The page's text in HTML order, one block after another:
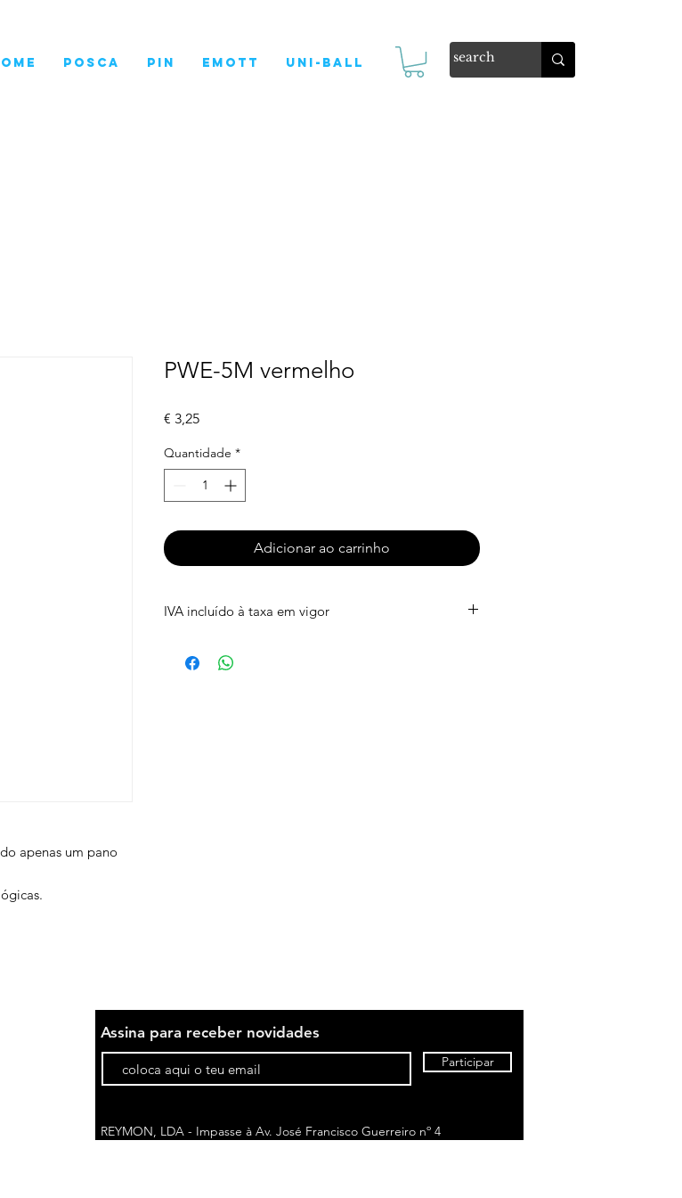
POSCA Pin EMOTT Uni-ball
apenas um pano
PWE-5M vermelho
€ 3,25Preço
Quantidade *
Adicionar ao carrinho
IVA incluído à taxa em vigor
Assina para receber novidades
Participar
REYMON, LDA - Impasse à Av. José Francisco Guerreiro nº 4